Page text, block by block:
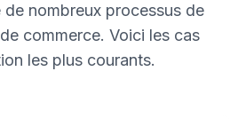
de nombreux processus de
commerce. Voici les cas
les plus courants.